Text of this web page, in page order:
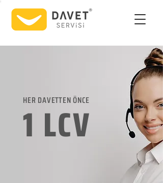
HER DAVETTEN ÖNCE
1 LCV